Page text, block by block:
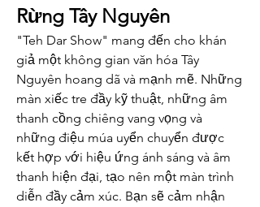
Rừng Tây Nguyên
"Teh Dar Show" mang đến cho khán
giả một không gian văn hóa Tây
Nguyên hoang dã và mạnh mẽ. Những
màn xiếc tre đầy kỹ thuật, những âm
thanh cồng chiêng vang vọng và
những điệu múa uyển chuyển được
kết hợp với hiệu ứng ánh sáng và âm
thanh hiện đại, tạo nên một màn trình
diễn đầy cảm xúc. Bạn sẽ cảm nhận